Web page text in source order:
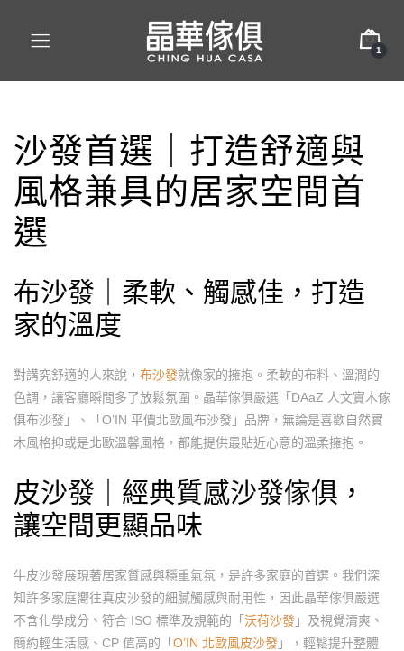
1
沙發首選｜打造舒適與
風格兼具的居家空間首
選
布沙發 ｜柔軟、觸感佳，打造
家的溫度
對講究舒適的人來說， 布沙發就像家的擁抱。柔軟的布料、溫潤的
色調，讓客廳瞬間多了放鬆氛圍。晶華傢俱嚴選「DAaZ 人文實木傢
俱布沙發」、「O’IN 平價北歐風布沙發」品牌，無論是喜歡自然實
木風格抑或是北歐溫馨風格，都能提供最貼近心意的溫柔擁抱。
皮沙發 ｜經典質感沙發傢俱 ，
讓空間更顯品味
牛皮沙發展現著居家質感與穩重氣氛，是許多家庭的首選。我們深
知許多家庭嚮往真皮沙發的細膩觸感與耐用性，因此晶華傢俱嚴選
不含化學成分、符合 ISO 標準及規範的「沃荷沙發 」及視覺清爽、
簡約輕生活感、CP 值高的「O’IN 北歐風皮沙發 」，輕鬆提升整體